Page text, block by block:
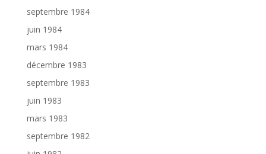
septembre 1984
juin 1984
mars 1984
décembre 1983
septembre 1983
juin 1983
mars 1983
septembre 1982